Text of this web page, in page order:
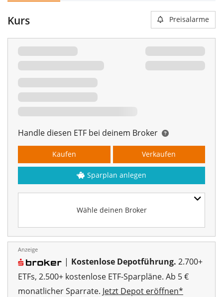
Kurs Preisalarme
Handle diesen ETF bei deinem Broker
Wähle deinen Broker
Kaufen Verkaufen
Sparplan anlegen
Anzeige
| Kostenlose Depotführung. 2.700+
ETFs, 2.500+ kostenlose ETF-Sparpläne. Ab 5 €
monatlicher Sparrate. Jetzt Depot eröffnen*